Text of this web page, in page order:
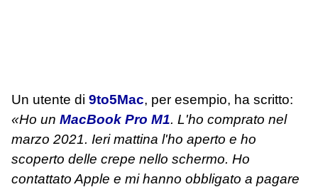
Un utente di 9to5Mac, per esempio, ha scritto:
«Ho un MacBook Pro M1. L'ho comprato nel
marzo 2021. Ieri mattina l'ho aperto e ho
scoperto delle crepe nello schermo. Ho
contattato Apple e mi hanno obbligato a pagare